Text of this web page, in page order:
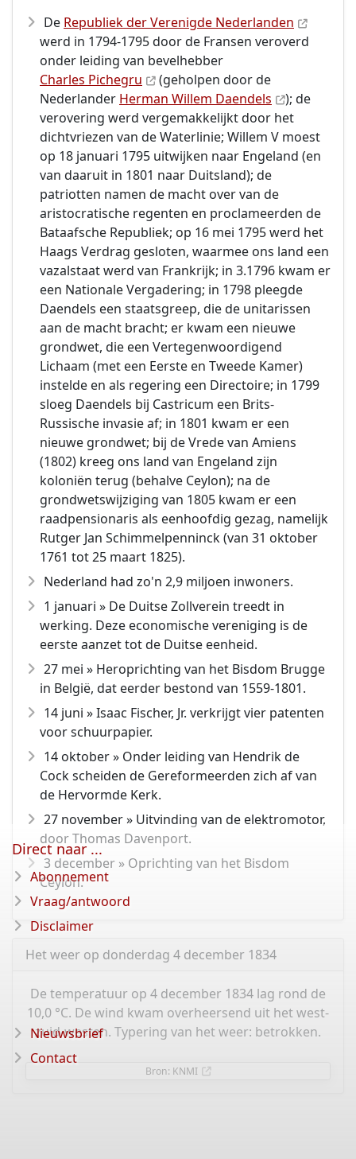
De Republiek der Verenigde Nederlanden
werd in 1794-1795 door de Fransen veroverd
onder leiding van bevelhebber
Charles Pichegru
(geholpen door de
Nederlander Herman Willem Daendels
); de
verovering werd vergemakkelijkt door het
dichtvriezen van de Waterlinie; Willem V moest
op 18 januari 1795 uitwijken naar Engeland (en
van daaruit in 1801 naar Duitsland); de
patriotten namen de macht over van de
aristocratische regenten en proclameerden de
Bataafsche Republiek; op 16 mei 1795 werd het
Haags Verdrag gesloten, waarmee ons land een
vazalstaat werd van Frankrijk; in 3.1796 kwam er
een Nationale Vergadering; in 1798 pleegde
Daendels een staatsgreep, die de unitarissen
aan de macht bracht; er kwam een nieuwe
grondwet, die een Vertegenwoordigend
Lichaam (met een Eerste en Tweede Kamer)
instelde en als regering een Directoire; in 1799
sloeg Daendels bij Castricum een Brits-
Russische invasie af; in 1801 kwam er een
nieuwe grondwet; bij de Vrede van Amiens
(1802) kreeg ons land van Engeland zijn
koloniën terug (behalve Ceylon); na de
grondwetswijziging van 1805 kwam er een
raadpensionaris als eenhoofdig gezag, namelijk
Rutger Jan Schimmelpenninck (van 31 oktober
1761 tot 25 maart 1825).
Nederland had zo'n 2,9 miljoen inwoners.
1 januari » De Duitse Zollverein treedt in
werking. Deze economische vereniging is de
eerste aanzet tot de Duitse eenheid.
27 mei » Heroprichting van het Bisdom Brugge
in België, dat eerder bestond van 1559-1801.
14 juni » Isaac Fischer, Jr. verkrijgt vier patenten
voor schuurpapier.
14 oktober » Onder leiding van Hendrik de
Cock scheiden de Gereformeerden zich af van
de Hervormde Kerk.
27 november » Uitvinding van de elektromotor,
door Thomas Davenport.
3 december » Oprichting van het Bisdom
Ceylon.
Het weer op donderdag 4 december 1834
De temperatuur op 4 december 1834 lag rond de
10,0 °C. De wind kwam overheersend uit het west-
zuid-westen. Typering van het weer: betrokken.
Bron: KNMI
Direct naar ...
Abonnement
Vraag/antwoord
Disclaimer
Nieuwsbrief
Contact